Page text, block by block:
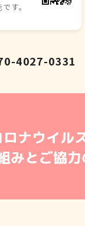
す。
4027-0331